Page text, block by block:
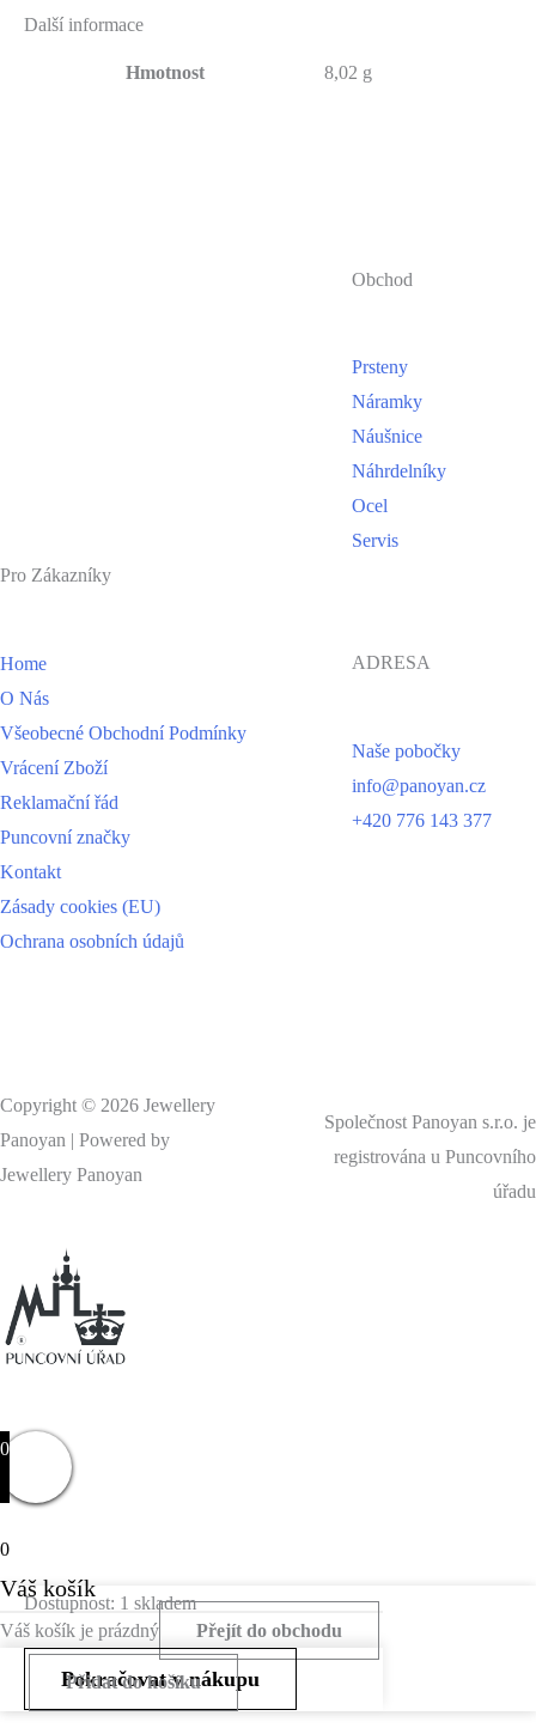
Další informace
Hmotnost 8,02 g
Obchod
Prsteny
Náramky
Náušnice
Náhrdelníky
Ocel
Servis
Pro Zákazníky
Home
O Nás
Všeobecné Obchodní Podmínky
Vrácení Zboží
Reklamační řád
Puncovní značky
Kontakt
Zásady cookies (EU)
Ochrana osobních údajů
ADRESA
Naše pobočky
info@panoyan.cz
+420 776 143 377
Copyright © 2026 Jewellery
Panoyan | Powered by
Jewellery Panoyan
Společnost Panoyan s.r.o. je
registrována u Puncovního
úřadu
0
0
Váš košík
Váš košík je prázdný Přejít do obchodu
Pokračovat v nákupu
Dostupnost: 1 skladem
Zlatý
Přidat do košíku